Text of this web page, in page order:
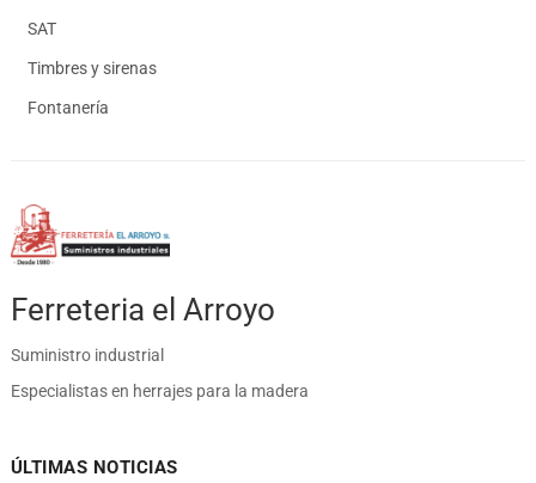
SAT
Timbres y sirenas
Fontanería
Ferreteria el Arroyo
Suministro industrial
Especialistas en herrajes para la madera
ÚLTIMAS NOTICIAS